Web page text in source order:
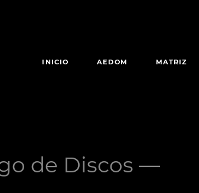
INICIO AEDOM MATRIZ
de Discos —